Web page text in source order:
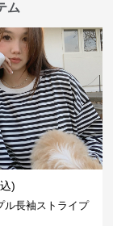
ム
)
ル長袖ストライプ